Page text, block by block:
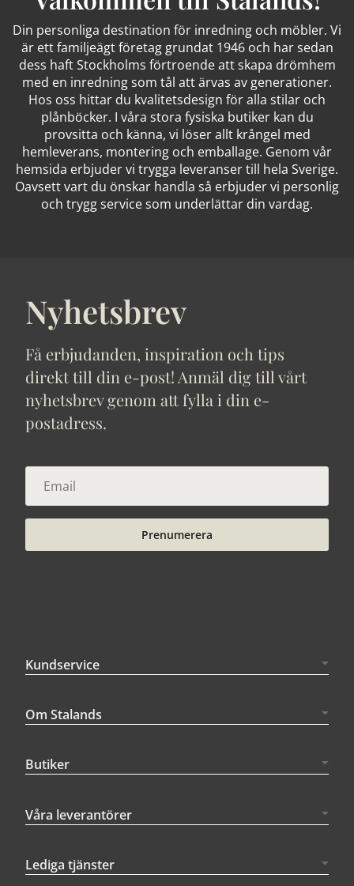
Din personliga destination för inredning och möbler. Vi
är ett familjeägt företag grundat 1946 och har sedan
dess haft Stockholms förtroende att skapa drömhem
med en inredning som tål att ärvas av generationer.
Hos oss hittar du kvalitetsdesign för alla stilar och
plånböcker. I våra stora fysiska butiker kan du
provsitta och känna, vi löser allt krångel med
hemleverans, montering och emballage. Genom vår
hemsida erbjuder vi trygga leveranser till hela Sverige.
Oavsett vart du önskar handla så erbjuder vi personlig
och trygg service som underlättar din vardag.
Nyhetsbrev
Få erbjudanden, inspiration och tips
direkt till din e-post! Anmäl dig till vårt
nyhetsbrev genom att fylla i din e-
postadress.
Prenumerera
Kundservice
Om Stalands
Butiker
Våra leverantörer
Lediga tjänster